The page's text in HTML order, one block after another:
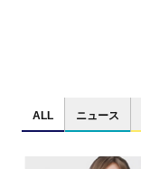
ALL ニュース